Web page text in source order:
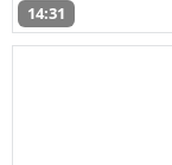
14:31